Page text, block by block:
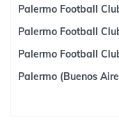
Palermo Football
Palermo Football
Palermo Football
Palermo (Buenos